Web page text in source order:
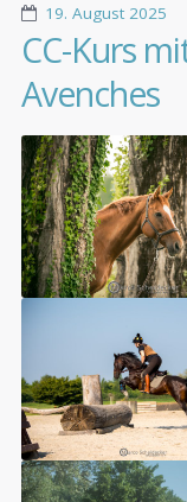
19. August 2025
CC-Kurs
Avenches